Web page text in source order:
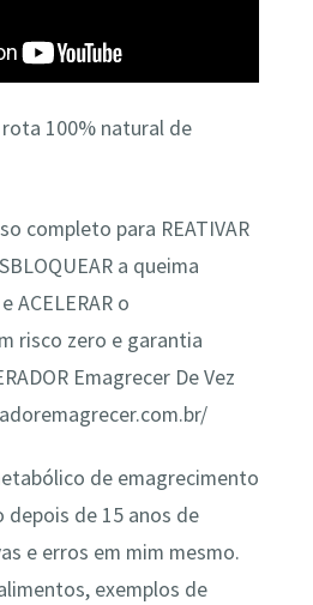
100% natural de
completo para REATIVAR
a queima
ACELERAR o
risco zero e garantia
Emagrecer De Vez
de emagrecimento
depois de 15 anos de
e erros em mim mesmo.
exemplos de